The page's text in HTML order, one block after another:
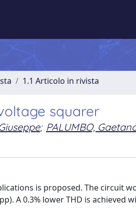
1.1 Articolo in rivista
squarer
; PALUMBO,
is proposed. The circuit
A 0.3% lower THD is achieved